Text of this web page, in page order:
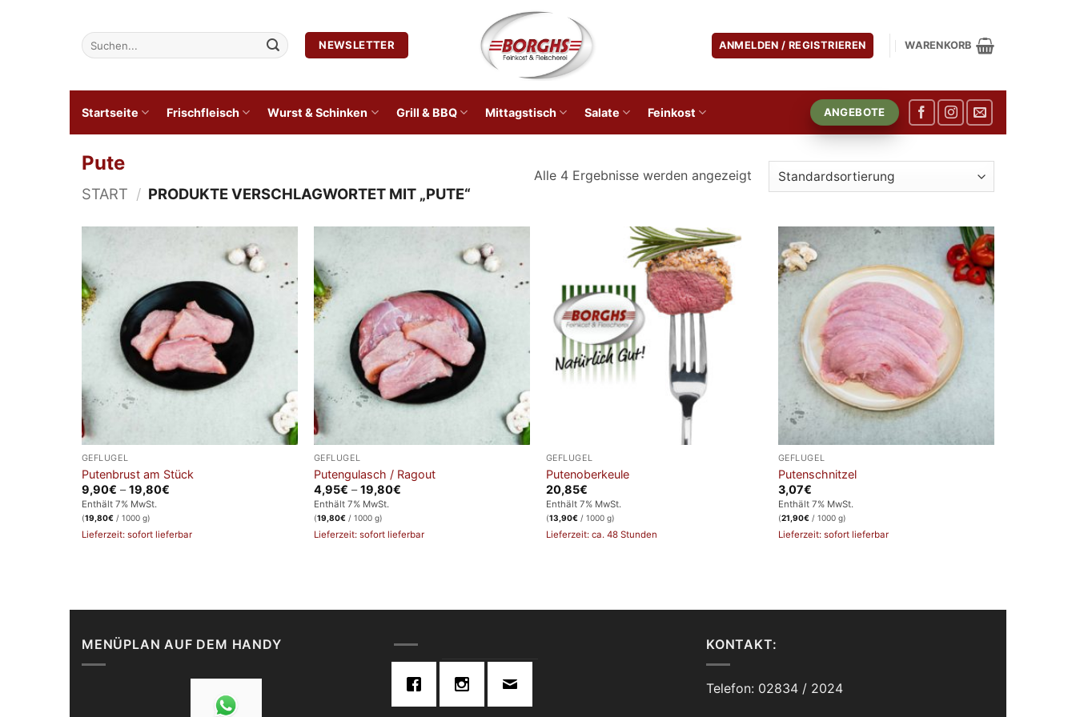
Inhalt
springen
Suchen
nach:
NEWSLETTER ANMELDEN / REGISTRIEREN WARENKORB
Startseite Frischfleisch Wurst & Schinken Grill & BBQ Mittagstisch Salate Feinkost ANGEBOTE
Pute
START / PRODUKTE VERSCHLAGWORTET MIT „PUTE“
Alle 4 Ergebnisse werden angezeigt
GEFLÜGEL
Putenbrust am Stück
9,90€ –19,80€Preisspanne:
Enthält 7% MwSt.
(19,80€/ 1000 g)
Lieferzeit: sofort lieferbar
GEFLÜGEL
Putengulasch / Ragout
4,95€ –19,80€Preisspanne:
Enthält 7% MwSt.
(19,80€/ 1000 g)
Lieferzeit: sofort lieferbar
GEFLÜGEL
Putenoberkeule
20,85€
Enthält 7% MwSt.
(13,90€/ 1000 g)
Lieferzeit: ca. 48 Stunden
GEFLÜGEL
Putenschnitzel
3,07€
Enthält 7% MwSt.
(21,90€/ 1000 g)
Lieferzeit: sofort lieferbar
MENÜPLAN AUF DEM HANDY KONTAKT:
Telefon: 02834 / 2024